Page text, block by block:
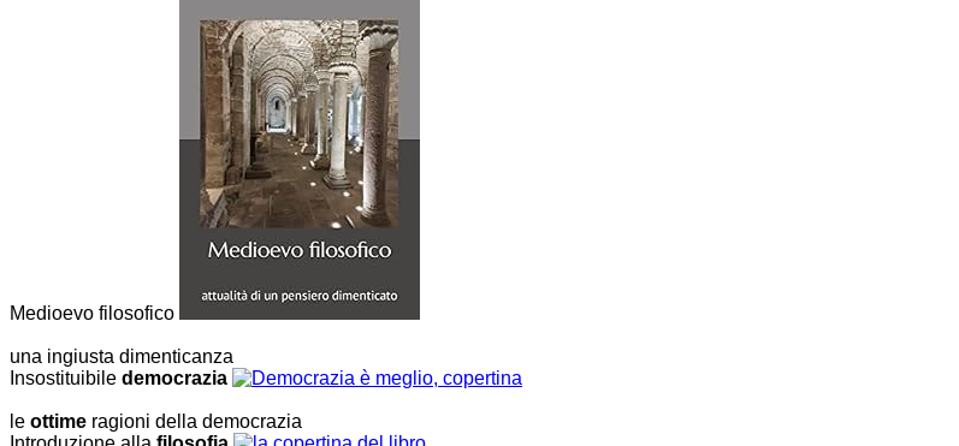
Medioevo filosofico
una ingiusta dimenticanza
Insostituibile democrazia
le ottime ragioni della democrazia